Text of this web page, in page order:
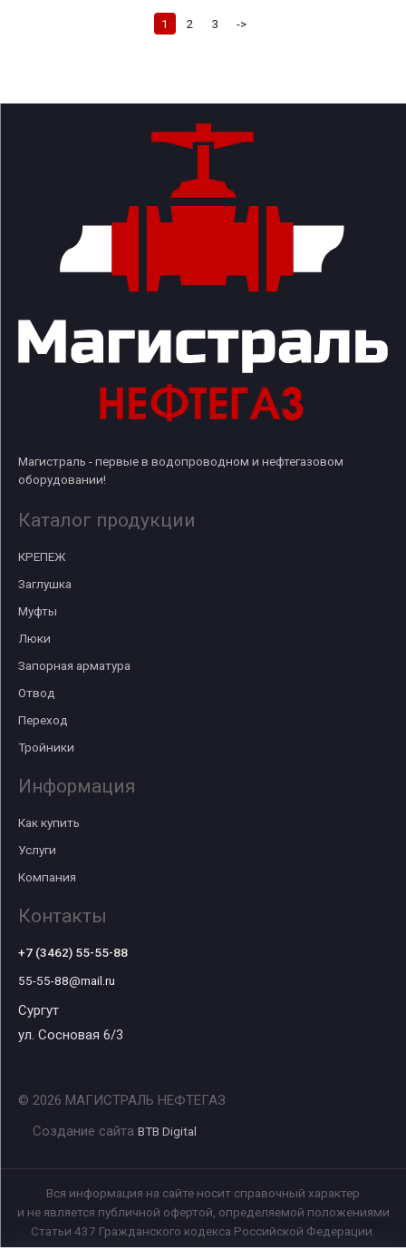
1 2 3 ->
Магистраль - первые в водопроводном и нефтегазовом
оборудовании!
Каталог продукции
КРЕПЕЖ
Заглушка
Муфты
Люки
Запорная арматура
Отвод
Переход
Тройники
Информация
Как купить
Услуги
Компания
Контакты
+7 (3462) 55-55-88
55-55-88@mail.ru
Сургут
ул. Сосновая 6/3
© 2026 МАГИСТРАЛЬ НЕФТЕГАЗ
Создание сайта BTB Digital
Вся информация на сайте носит справочный характер
и не является публичной офертой, определяемой положениями
Статьи 437 Гражданского кодекса Российской Федерации.